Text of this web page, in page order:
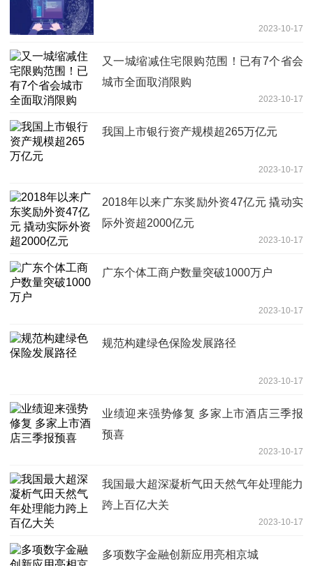
2023-10-17
又一城缩减住宅限购范围！已有7个省会
城市全面取消限购
2023-10-17
我国上市银行资产规模超265万亿元
2023-10-17
2018年以来广东奖励外资47亿元 撬动实
际外资超2000亿元
2023-10-17
广东个体工商户数量突破1000万户
2023-10-17
规范构建绿色保险发展路径
2023-10-17
业绩迎来强势修复 多家上市酒店三季报
预喜
2023-10-17
我国最大超深凝析气田天然气年处理能力
跨上百亿大关
2023-10-17
多项数字金融创新应用亮相京城